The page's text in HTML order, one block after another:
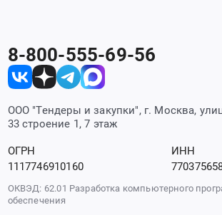
8-800-555-69-56
ООО "Тендеры и закупки", г. Москва,
33 строение 1, 7 этаж
ОГРН
1117746910160
ИНН
ОКВЭД: 62.01 Разработка компьютерного
обеспечения